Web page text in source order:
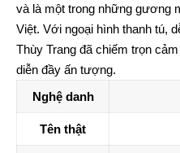
và là một trong những gương
Việt. Với ngoại hình thanh tú,
Thùy Trang đã chiếm trọn
diễn đầy ấn tượng.
Nghệ danh
Tên thật